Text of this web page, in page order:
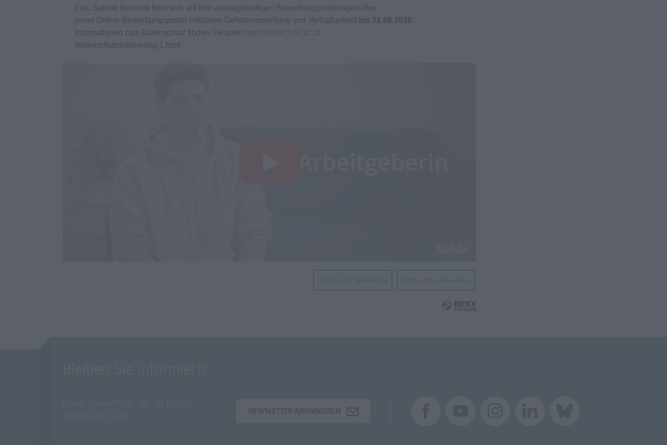
Frau Sabine Beranek freut sich auf Ihre aussagekräftigen Bewerbungsunterlagen über
unser Online-Bewerbungsportal (inklusive Gehaltsvorstellung und Verfügbarkeit) bis 21.06.2026.
Informationen zum Datenschutz finden Sie unter
/datenschutzerklaerung-1.html
Zurück zur Stellenliste Jetzt online bewerben